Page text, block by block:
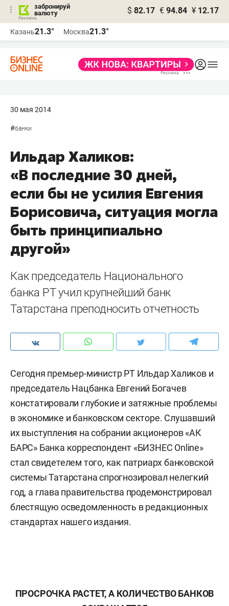
забронируй
валюту
$ 82.17 € 94.84 ¥ 12.17
Казань21.3° Москва21.3°
30 мая 2014
#банки
Ильдар Халиков:
«В последние 30 дней,
если бы не усилия Евгения
Борисовича, ситуация могла
быть принципиально
другой»
Как председатель Национального
банка РТ учил крупнейший банк
Татарстана преподносить отчетность
Сегодня премьер-министр РТ Ильдар Халиков и
председатель Нацбанка Евгений Богачев
констатировали глубокие и затяжные проблемы
в экономике и банковском секторе. Слушавший
их выступления на собрании акционеров «АК
БАРС» Банка корреспондент «БИЗНЕС Online»
стал свидетелем того, как патриарх банковской
системы Татарстана спрогнозировал нелегкий
год, а глава правительства продемонстрировал
блестящую осведомленность в редакционных
стандартах нашего издания.
ПРОСРОЧКА РАСТЕТ, А КОЛИЧЕСТВО БАНКОВ